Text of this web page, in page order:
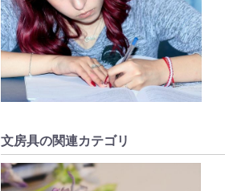
文房具の関連カテゴリ